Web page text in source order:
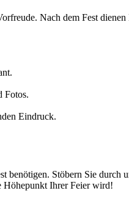
Nach dem Fest
Fotos.
Eindruck.
Stöbern Sie durch
Höhepunkt Ihrer Feier wird!